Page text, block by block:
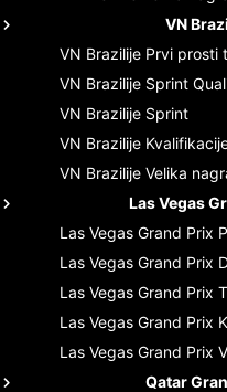
VN
VN Brazilije Prvi prosti
VN Brazilije Sprint
VN Brazilije Sprint
VN Brazilije
VN Brazilije Velika
Las Vegas
Las Vegas Grand Prix
Las Vegas Grand Prix
Las Vegas Grand Prix
Las Vegas Grand Prix
Las Vegas Grand Prix
Qatar